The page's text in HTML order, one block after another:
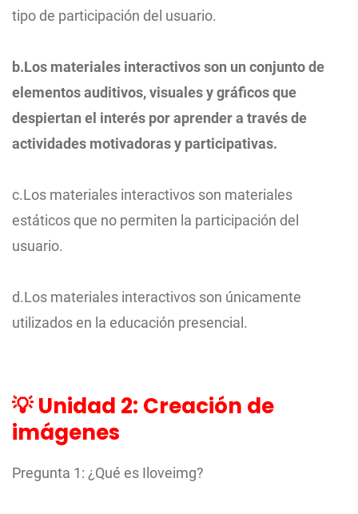
tipo de participación del usuario.
b.Los materiales interactivos son un conjunto de
elementos auditivos, visuales y gráficos que
despiertan el interés por aprender a través de
actividades motivadoras y participativas.
c.Los materiales interactivos son materiales
estáticos que no permiten la participación del
usuario.
d.Los materiales interactivos son únicamente
utilizados en la educación presencial.
💡 Unidad 2: Creación de
imágenes
Pregunta 1: ¿Qué es Iloveimg?